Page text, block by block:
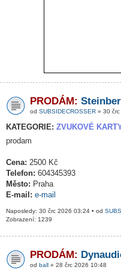
PRODÁM:
od SUBSIDECROSSER » 30
KATEGORIE: ZVUKOVÉ
prodam
Cena: 2500 Kč
Telefon: 604345393
Město: Praha
E-mail: e-mail
Naposledy: 30 črc 2026 03:24 • od
Zobrazení: 1239
PRODÁM:
od ball » 28 črc 2026 10:48